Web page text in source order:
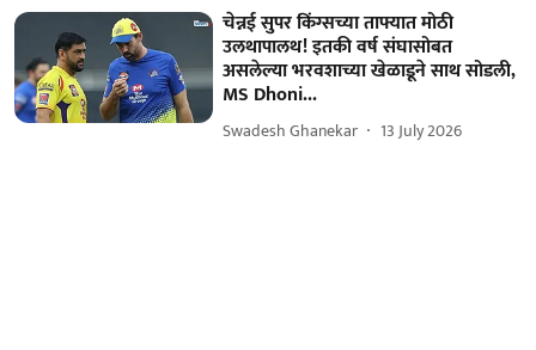
चेन्नई सुपर किंग्सच्या ताफ्यात मोठी
उलथापालथ! इतकी वर्ष संघासोबत
असलेल्या भरवशाच्या खेळाडूने साथ सोडली,
MS Dhoni...
Swadesh Ghanekar 13 July 2026